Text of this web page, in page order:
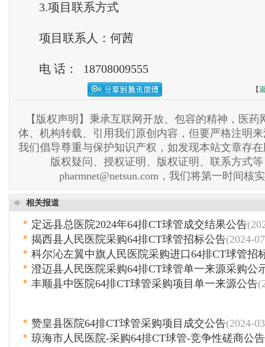
3.项目联系方式
项目联系人：何茜
电 话： 18708009555
【
【版权声明】秉承互联网开放、包容的精神，医药
体、机构转载、引用我们原创内容，但要严格注明
我们倡导尊重与保护知识产权，如发现本站文章存
版权疑问、授权证明、版权证明、联系方式
pharmnet@netsun.com，我们将第一时间核
相关报道
定远县总医院2024年64排CT球管成交结果公告
揭西县人民医院采购64排CT球管招标公告(2024-
科尔沁左翼中旗人民医院采购进口64排CT球管招
澄迈县人民医院采购64排CT球管单一来源采购公
丰顺县中医院64排CT球管采购项目单一来源公告
赞皇县医院64排CT球管采购项目成交公告(2024-
琼海市人民医院-采购64排CT球管-竞争性磋商公告